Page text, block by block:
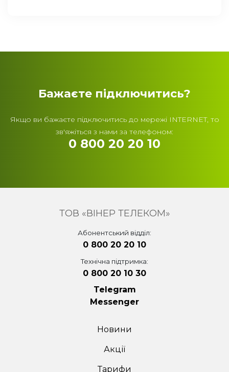
Бажаєте підключитись?
Якщо ви бажаєте підключитись до мережі INTERNET, то
зв'яжіться з нами за телефоном:
0 800 20 20 10
ТОВ «ВІНЕР ТЕЛЕКОМ»
Абонентський відділ:
0 800 20 20 10
Технічна підтримка:
0 800 20 10 30
Telegram
Messenger
Новини
Акції
Тарифи